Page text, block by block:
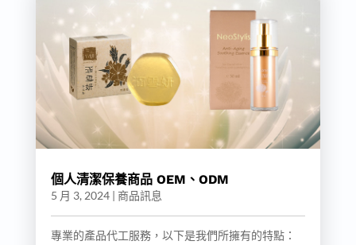
個人清潔保養商品 OEM、ODM
5 月 3, 2024| 商品訊息
專業的產品代工服務，以下是我們所擁有的特點：